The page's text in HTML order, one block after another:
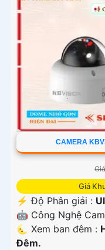
CAMERA
Giá
️⚡ Độ Phân giải :
🤖️ Công Nghệ
🌜 Xem ban đêm :
Đêm.